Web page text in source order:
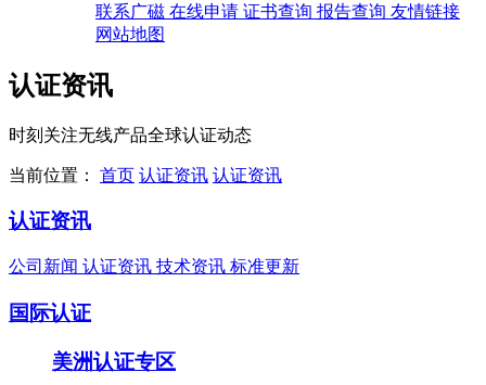
联系广磁 在线申请 证书查询 报告查询 友情链接
网站地图
认证资讯
时刻关注无线产品全球认证动态
当前位置： 首页 认证资讯 认证资讯
认证资讯
公司新闻 认证资讯 技术资讯 标准更新
国际认证
美洲认证专区